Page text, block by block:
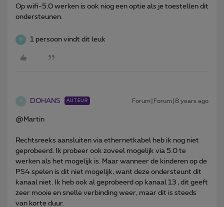
Op wifi-5.0 werken is ook niog een optie als je toestellen dit
ondersteunen.
W 1 persoon vindt dit leuk
D DOHANS AUTEUR Forum|Forum|8 years ago
@Martin
Rechtsreeks aansluiten via ethernetkabel heb ik nog niet
geprobeerd. Ik probeer ook zoveel mogelijk via 5.0 te
werken als het mogelijk is. Maar wanneer de kinderen op de
PS4 spelen is dit niet mogelijk, want deze ondersteunt dit
kanaal niet. Ik heb ook al geprobeerd op kanaal 13 , dit geeft
zeer mooie en snelle verbinding weer, maar dit is steeds
van korte duur.